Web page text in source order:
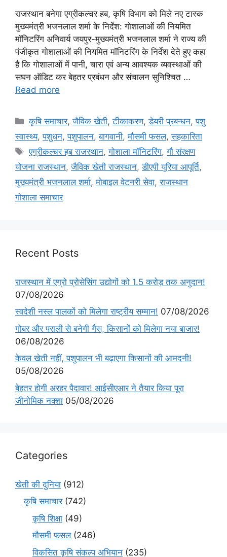
राजस्थान बनेगा एग्रीकल्चर हब, कृषि विभाग को मिले नए टास्क
मुख्यमंत्री भजनलाल शर्मा के निर्देश: गोशालाओं की नियमित
मॉनिटरिंग अनिवार्य जयपुर-मुख्यमंत्री भजनलाल शर्मा ने राज्य की
पंजीकृत गोशालाओं की नियमित मॉनिटरिंग के निर्देश देते हुए कहा
है कि गोशालाओं में पानी, चारा एवं अन्य आवश्यक व्यवस्थाओं की
सघन ऑडिट कर बेहतर प्रबंधन और संचालन सुनिश्चित …
Read more
कृषि समाचार,जैविक खेती,टीकाकरण,डेयरी प्रबन्धन,पशु
स्वास्थ्य,पशुधन,पशुपालन,बागवानी,मौसमी फसल,सहकारिता
एग्रीकल्चर हब राजस्थान,गोशाला मॉनिटरिंग,गौ संरक्षण
योजना राजस्थान,जैविक खेती राजस्थान,डीएपी यूरिया आपूर्ति,
मुख्यमंत्री भजनलाल शर्मा,मोबाइल वेटनरी सेवा,राजस्थान
गोशाला समाचार
Recent Posts
राजस्थान में एग्रो प्रोसेसिंग उद्योगों को 1.5 करोड़ तक अनुदान!
07/08/2026
स्वदेशी नस्ल पालकों को मिलेगा राष्ट्रीय सम्मान! 07/08/2026
गोबर और पराली से बनेगी गैस, किसानों को मिलेगा नया बाजार!
06/08/2026
केवल खेती नहीं, पशुपालन भी बढ़ाएगा किसानों की आमदनी!
05/08/2026
बेहतर होगी अरहर पैदावार! आईसीएआर ने तैयार किया पूरा
जीनोमिक नक्शा 05/08/2026
Categories
खेती की दुनिया (912)
कृषि समाचार(742)
कृषि शिक्षा (49)
मौसमी फसल(246)
विकसित कृषि संकल्प अभियान (235)